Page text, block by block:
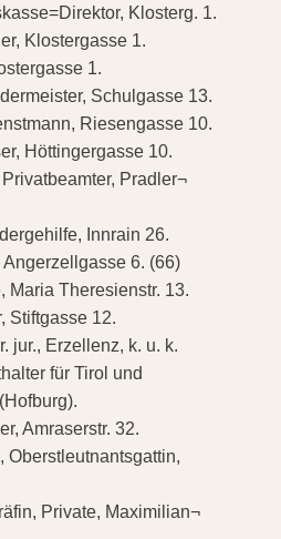
Klosterg. 1.
Klostergasse 1.
1.
Schulgasse 13.
Riesengasse 10.
Höttingergasse 10.
Pradler¬
Innrain 26.
6. (66)
Maria Theresienstr. 13.
Stiftgasse 12.
jur., Erzellenz, k. u. k.
für Tirol und
Amraserstr. 32.
Oberstleutnantsgattin,
Private, Maximilian¬